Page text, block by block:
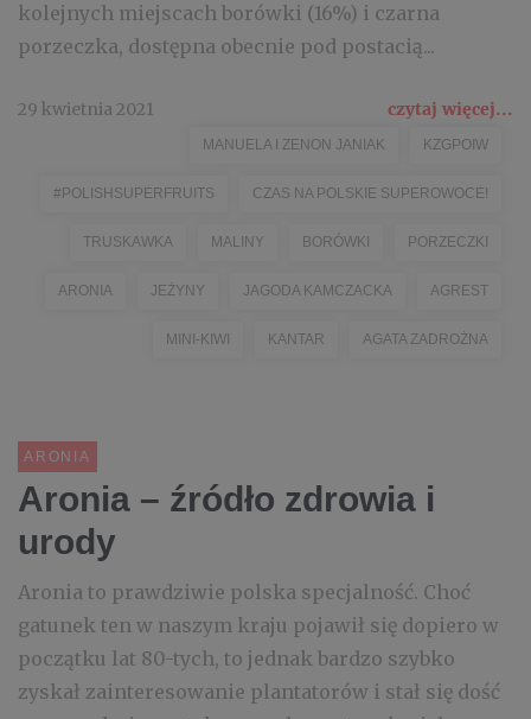
kolejnych miejscach borówki (16%) i czarna
porzeczka, dostępna obecnie pod postacią...
29 kwietnia 2021 czytaj więcej...
MANUELA I ZENON JANIAK KZGPOIW
#POLISHSUPERFRUITS CZAS NA POLSKIE SUPEROWOCE!
TRUSKAWKA MALINY BORÓWKI PORZECZKI
ARONIA JEŻYNY JAGODA KAMCZACKA AGREST
MINI-KIWI KANTAR AGATA ZADROŻNA
ARONIA
Aronia – źródło zdrowia i
urody
Aronia to prawdziwie polska specjalność. Choć
gatunek ten w naszym kraju pojawił się dopiero w
początku lat 80-tych, to jednak bardzo szybko
zyskał zainteresowanie plantatorów i stał się dość